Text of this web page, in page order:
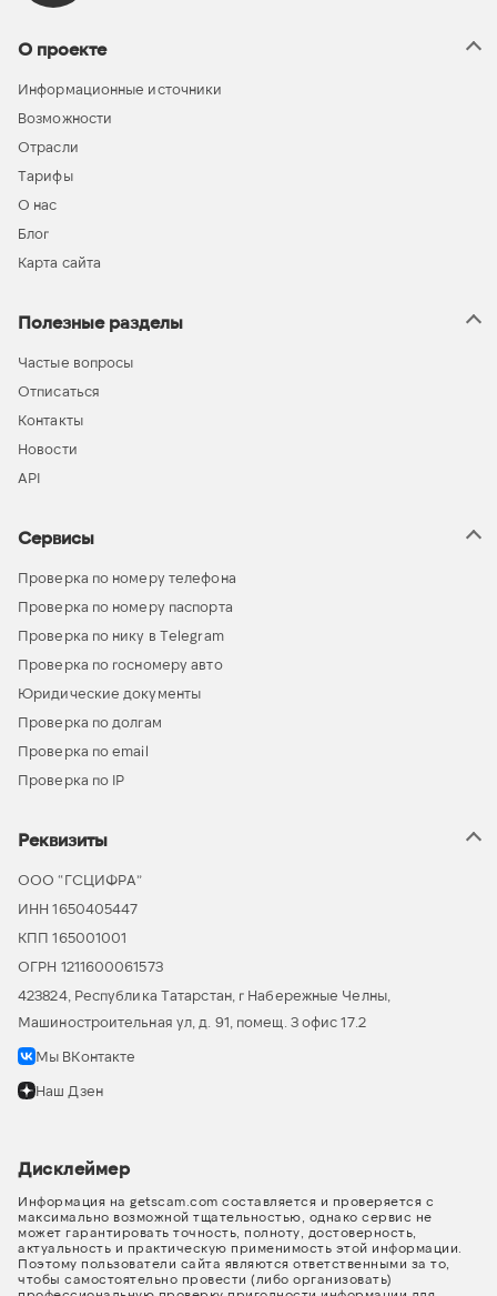
О проекте
Информационные источники
Возможности
Отрасли
Тарифы
О нас
Блог
Карта сайта
Полезные разделы
Частые вопросы
Отписаться
Контакты
Новости
API
Сервисы
Проверка по номеру телефона
Проверка по номеру паспорта
Проверка по нику в Telegram
Проверка по госномеру авто
Юридические документы
Проверка по долгам
Проверка по email
Проверка по IP
Реквизиты
ООО “ГСЦИФРА”
ИНН 1650405447
КПП 165001001
ОГРН 1211600061573
423824, Республика Татарстан, г Набережные Челны,
Машиностроительная ул, д. 91, помещ. 3 офис 17.2
Мы ВКонтакте
Наш Дзен
Дисклеймер
Информация на getscam.com составляется и проверяется с
максимально возможной тщательностью, однако сервис не
может гарантировать точность, полноту, достоверность,
актуальность и практическую применимость этой информации.
Поэтому пользователи сайта являются ответственными за то,
чтобы самостоятельно провести (либо организовать)